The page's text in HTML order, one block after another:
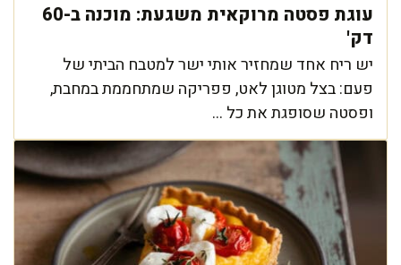
עוגת פסטה מרוקאית משגעת: מוכנה ב-60
דק'
יש ריח אחד שמחזיר אותי ישר למטבח הביתי של
פעם: בצל מטוגן לאט, פפריקה שמתחממת במחבת,
ופסטה שסופגת את כל ...